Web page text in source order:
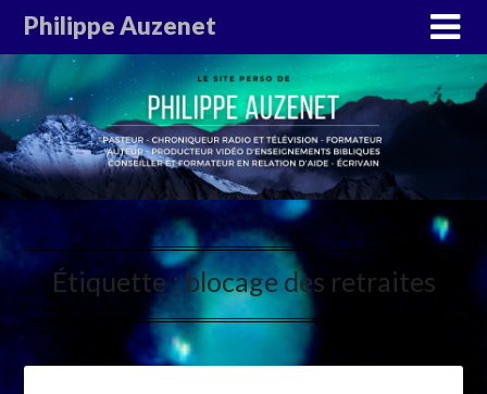
Philippe Auzenet
Étiquette :blocage des retraites